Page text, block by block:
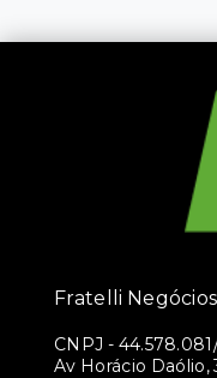
Fratelli Negócios
CNPJ -
Av Horácio Daólio,